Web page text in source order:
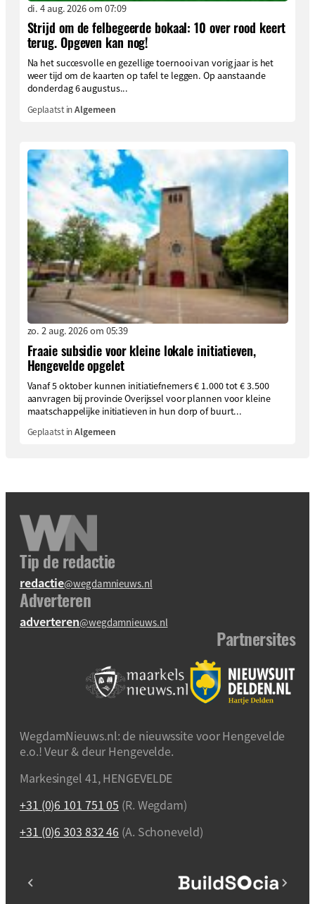
di. 4 aug. 2026 om 07:09
Strijd om de felbegeerde bokaal: 10 over rood keert
terug. Opgeven kan nog!
Na het succesvolle en gezellige toernooi van vorig jaar is het
weer tijd om de kaarten op tafel te leggen. Op aanstaande
donderdag 6 augustus...
Geplaatst inAlgemeen
zo. 2 aug. 2026 om 05:39
Fraaie subsidie voor kleine lokale initiatieven,
Hengevelde opgelet
Vanaf 5 oktober kunnen initiatiefnemers € 1.000 tot € 3.500
aanvragen bij provincie Overijssel voor plannen voor kleine
maatschappelijke initiatieven in hun dorp of buurt...
Geplaatst inAlgemeen
Tip de redactie
redactie@wegdamnieuws.nl
Adverteren
adverteren@wegdamnieuws.nl
Partnersites
WegdamNieuws.nl: de nieuwssite voor Hengevelde
e.o.! Veur & deur Hengevelde.
Markesingel 41, HENGEVELDE
+31 (0)6 101 751 05 (R. Wegdam)
+31 (0)6 303 832 46 (A. Schoneveld)